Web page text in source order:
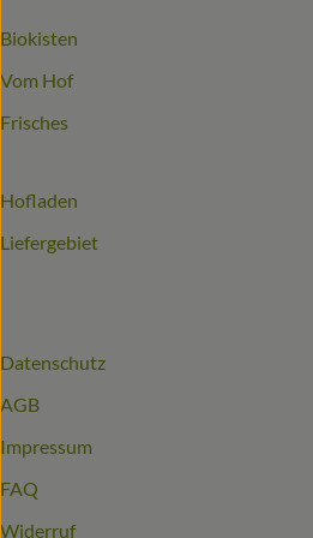
Biokisten
Vom Hof
Frisches
Hofladen
Liefergebiet
Datenschutz
AGB
Impressum
FAQ
Widerruf